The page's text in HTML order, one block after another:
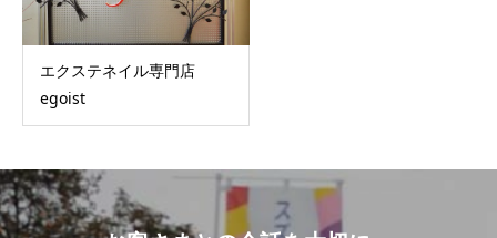
エクステネイル専門店
egoist